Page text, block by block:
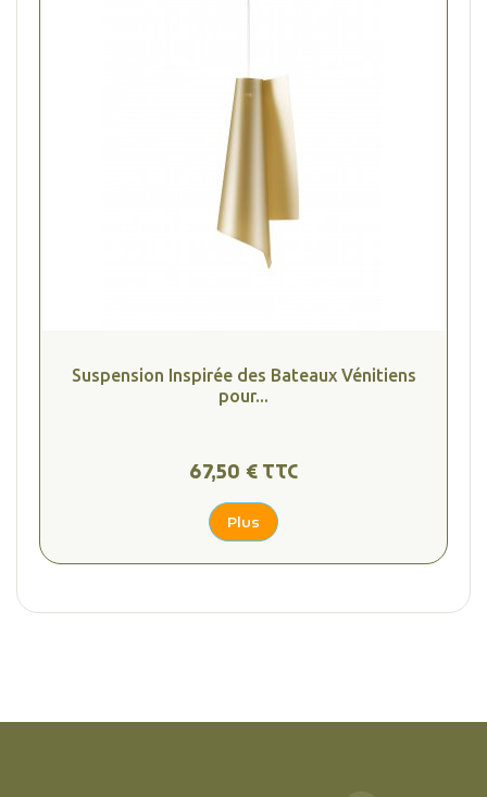
Suspension Inspirée des Bateaux Vénitiens
pour...
67,50 € TTC
Plus